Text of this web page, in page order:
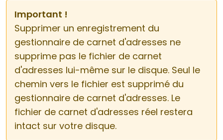
Important !
Supprimer un enregistrement du
gestionnaire de carnet d'adresses ne
supprime pas le fichier de carnet
d'adresses lui-même sur le disque. Seul le
chemin vers le fichier est supprimé du
gestionnaire de carnet d'adresses. Le
fichier de carnet d'adresses réel restera
intact sur votre disque.